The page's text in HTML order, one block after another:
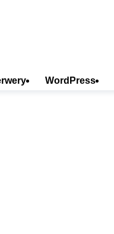
WordPress